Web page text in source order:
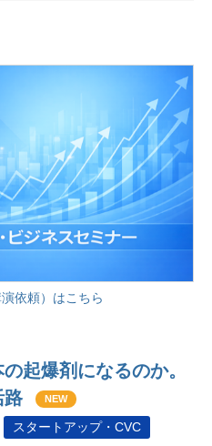
依頼）はこちら
起爆剤になるのか。
路
NEW
スタートアップ・CVC